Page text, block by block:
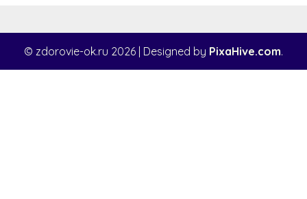
© zdorovie-ok.ru 2026 Designed by PixaHive.com.